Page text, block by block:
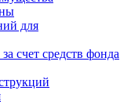
для
счет средств фонда